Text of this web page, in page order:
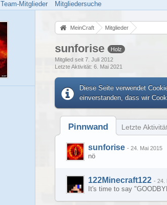
Team-Mitglieder Mitgliedersuche
MeinCraft Mitglieder
sunforise
Holz
Mitglied seit 7. Juli 2012
Letzte Aktivität 6. Mai 2021
Diese Seite verwendet
einverstanden, dass wir
Pinnwand Letzte
sunforise - 24. Mai 2015
nö
122Minecraft122 - 24.
It's time to say